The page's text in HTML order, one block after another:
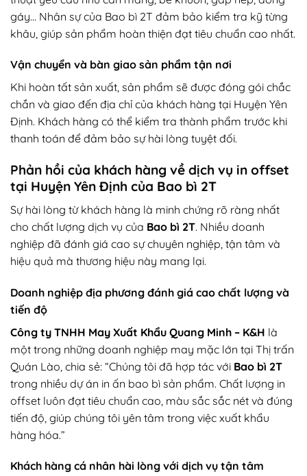
gáy… Nhân sự của Bao bì 2T đảm bảo kiểm tra kỹ từng
khâu, giúp sản phẩm hoàn thiện đạt tiêu chuẩn cao nhất.
Vận chuyển và bàn giao sản phẩm tận nơi
Khi hoàn tất sản xuất, sản phẩm sẽ được đóng gói chắc
chắn và giao đến địa chỉ của khách hàng tại Huyện Yên
Định. Khách hàng có thể kiểm tra thành phẩm trước khi
thanh toán để đảm bảo sự hài lòng tuyệt đối.
Phản hồi của khách hàng về dịch vụ in offset
tại Huyện Yên Định của Bao bì 2T
Sự hài lòng từ khách hàng là minh chứng rõ ràng nhất
cho chất lượng dịch vụ của Bao bì 2T. Nhiều doanh
nghiệp đã đánh giá cao sự chuyên nghiệp, tận tâm và
hiệu quả mà thương hiệu này mang lại.
Doanh nghiệp địa phương đánh giá cao chất lượng và
tiến độ
Công ty TNHH May Xuất Khẩu Quang Minh – K&H là
một trong những doanh nghiệp may mặc lớn tại Thị trấn
Quán Lào, chia sẻ: “Chúng tôi đã hợp tác với Bao bì 2T
trong nhiều dự án in ấn bao bì sản phẩm. Chất lượng in
offset luôn đạt tiêu chuẩn cao, màu sắc sắc nét và đúng
tiến độ, giúp chúng tôi yên tâm trong việc xuất khẩu
hàng hóa.”
Khách hàng cá nhân hài lòng với dịch vụ tận tâm